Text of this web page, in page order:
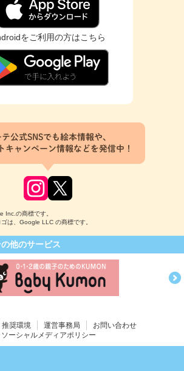
をご利用の方はこちら
テ公式SNSでも絵本情報や、
キャンペーン情報などを発信中！
Inc.の商標です。
は、Google LLC の商標です。
他のサービス
推奨環境 運営事務局
お問い合わせ
ソーシャルメディアポリシー